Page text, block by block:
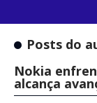
Posts do
Nokia
alcança